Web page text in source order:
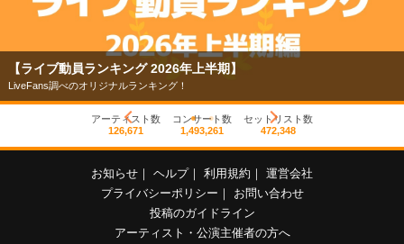
【ライブ動員ランキング 2026年上半期】
LiveFans調べのオリジナルランキング！
アーティスト数
126,671
コンサート数
1,493,261
セットリスト数
472,348
お知らせ ｜ ヘルプ｜ 利用規約 ｜ 運営会社
プライバシーポリシー ｜
お問い合わせ
投稿のガイドライン
アーティスト・公演主催者の方へ